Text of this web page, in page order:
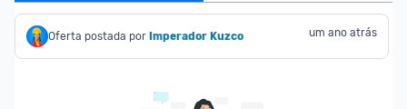
- É necessário ter o valor total da compra (produto
+ frete) em forma de saldo na carteira MagaluPay;
Oferta postada por Imperador Kuzco um ano atrás